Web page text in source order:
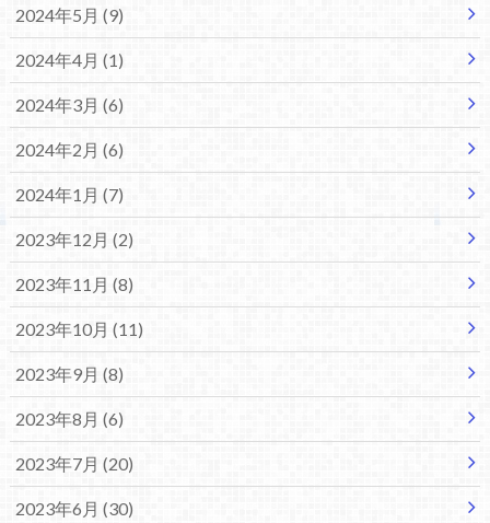
2024年5月 (9)
2024年4月 (1)
2024年3月 (6)
2024年2月 (6)
2024年1月 (7)
2023年12月 (2)
2023年11月 (8)
2023年10月 (11)
2023年9月 (8)
2023年8月 (6)
2023年7月 (20)
2023年6月 (30)